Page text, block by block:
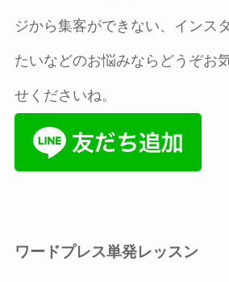
ジから集客ができない、インス
たいなどのお悩みならどうぞお
せくださいね。
ワードプレス単発レッスン